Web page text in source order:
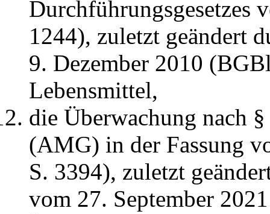
Durchführungsgesetzes
1244), zuletzt geändert
9. Dezember 2010
Lebensmittel,
die Überwachung nach
(AMG) in der Fassung
S. 3394), zuletzt
vom 27. September